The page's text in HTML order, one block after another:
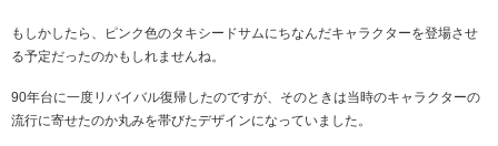
もしかしたら、ピンク色のタキシードサムにちなんだキャラクターを登場させ
る予定だったのかもしれませんね。
90年台に一度リバイバル復帰したのですが、そのときは当時のキャラクターの
流行に寄せたのか丸みを帯びたデザインになっていました。